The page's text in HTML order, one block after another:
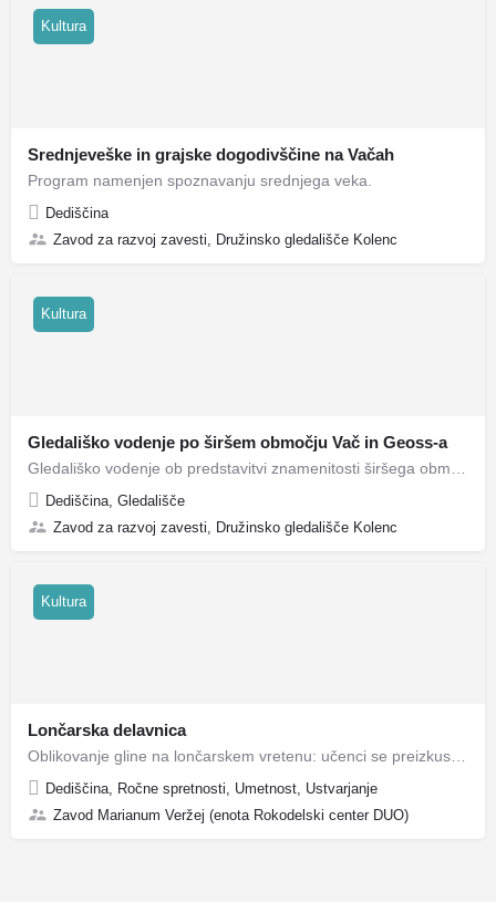
Srednjeveške in grajske dogodivščine na Vačah
Program namenjen spoznavanju srednjega veka.
Dediščina
Zavod za razvoj zavesti, Družinsko gledališče Kolenc
Kultura
Gledališko vodenje po širšem območju Vač in Geoss-a
Dediščina, Gledališče
Zavod za razvoj zavesti, Družinsko gledališče Kolenc
Kultura
Lončarska delavnica
Dediščina, Ročne spretnosti, Umetnost, Ustvarjanje
Zavod Marianum Veržej (enota Rokodelski center DUO)
Kultura